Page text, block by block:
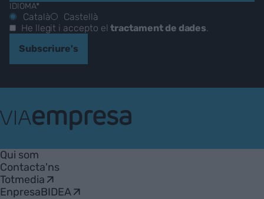
IDIOMA*
Català
Castellà
He llegit i accepto eltractament de dades.
Subscriure's
Empresa
Qui som
Contacta'ns
Totmedia
EnpresaBIDEA